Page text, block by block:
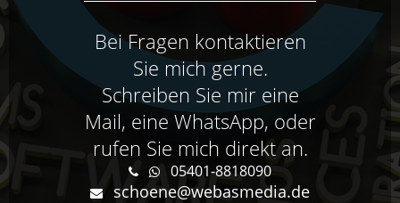
Bei Fragen kontaktieren
Sie mich gerne.
Schreiben Sie mir eine
Mail, eine WhatsApp, oder
rufen Sie mich direkt an.
05401-8818090
schoene@webasmedia.de